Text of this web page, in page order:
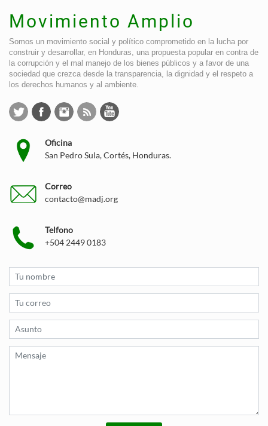
Movimiento Amplio
Somos un movimiento social y político comprometido en la lucha por
construir y desarrollar, en Honduras, una propuesta popular en contra de
la corrupción y el mal manejo de los bienes públicos y a favor de una
sociedad que crezca desde la transparencia, la dignidad y el respeto a
los derechos humanos y al ambiente.
Oficina
San Pedro Sula, Cortés, Honduras.
Correo
contacto@madj.org
Telfono
+504 2449 0183